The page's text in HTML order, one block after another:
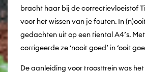
bracht haar bij de correctievloeistof
voor het wissen van je fouten. In
gedachten uit op een tiental A4’s.
corrigeerde ze ‘nooit goed’ in ‘ooit
De aanleiding voor troosttrein was